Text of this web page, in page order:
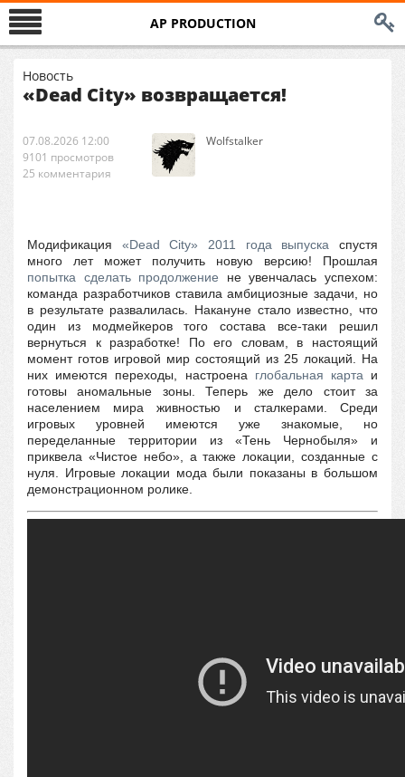
AP PRODUCTION
Новость
«Dead City» возвращается!
07.08.2026 12:00
9101 просмотров
25 комментария
Wolfstalker
Модификация «Dead City» 2011 года выпуска спустя
много лет может получить новую версию! Прошлая
попытка сделать продолжение не увенчалась успехом:
команда разработчиков ставила амбициозные задачи, но
в результате развалилась. Накануне стало известно, что
один из модмейкеров того состава все-таки решил
вернуться к разработке! По его словам, в настоящий
момент готов игровой мир состоящий из 25 локаций. На
них имеются переходы, настроена глобальная карта и
готовы аномальные зоны. Теперь же дело стоит за
населением мира живностью и сталкерами. Среди
игровых уровней имеются уже знакомые, но
переделанные территории из «Тень Чернобыля» и
приквела «Чистое небо», а также локации, созданные с
нуля. Игровые локации мода были показаны в большом
демонстрационном ролике.